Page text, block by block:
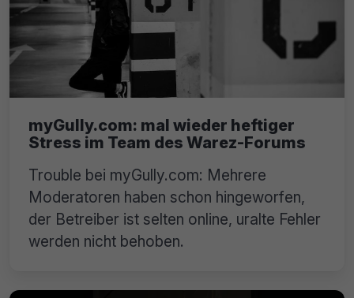
myGully.com: mal wieder heftiger
Stress im Team des Warez-Forums
Trouble bei myGully.com: Mehrere
Moderatoren haben schon hingeworfen,
der Betreiber ist selten online, uralte Fehler
werden nicht behoben.